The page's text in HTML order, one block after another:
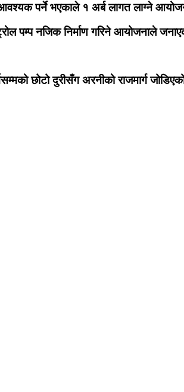
आवश्यक पर्ने भएकाले १ अर्ब लागत लाग्ने
पम्प नजिक निर्माण गरिने आयोजनाले
छोटो दुरीसँग अरनीको राजमार्ग